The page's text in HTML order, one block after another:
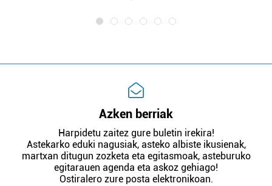
Azken berriak
Harpidetu zaitez gure buletin irekira!
Astekarko eduki nagusiak, asteko albiste ikusienak,
martxan ditugun zozketa eta egitasmoak, asteburuko
egitarauen agenda eta askoz gehiago!
Ostiralero zure posta elektronikoan.